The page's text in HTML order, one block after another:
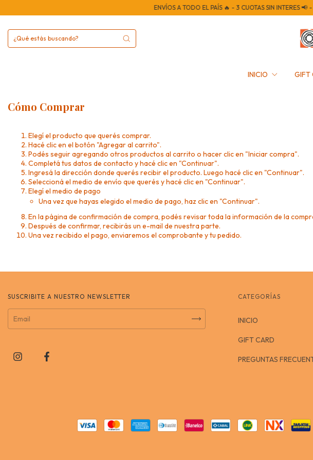
ENVÍOS A TODO EL PAÍS 🔥 - 3 CUOTAS SIN INTERES 📢 -
INICIO GIFT
Cómo Comprar
Elegí el producto que querés comprar.
Hacé clic en el botón "Agregar al carrito".
Podés seguir agregando otros productos al carrito o hacer clic en "Iniciar compra".
Completá tus datos de contacto y hacé clic en "Continuar".
Ingresá la dirección donde querés recibir el producto. Luego hacé clic en "Continuar".
Seleccioná el medio de envío que querés y hacé clic en "Continuar".
Elegí el medio de pago
Una vez que hayas elegido el medio de pago, haz clic en "Continuar".
En la página de confirmación de compra, podés revisar toda la información de la
Después de confirmar, recibirás un e-mail de nuestra parte.
Una vez recibido el pago, enviaremos el comprobante y tu pedido.
SUSCRIBITE A NUESTRO NEWSLETTER CATEGORÍAS
INICIO
GIFT CARD
PREGUNTAS